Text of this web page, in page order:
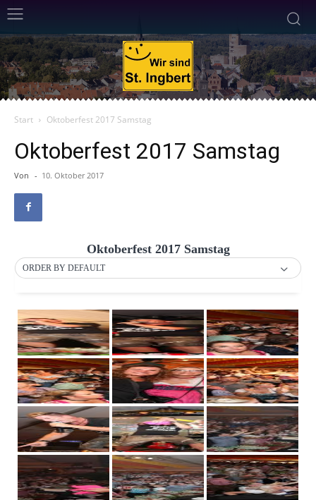
Start Oktoberfest 2017 Samstag
Oktoberfest 2017 Samstag
Von - 10. Oktober 2017
Oktoberfest 2017 Samstag
ORDER BY DEFAULT